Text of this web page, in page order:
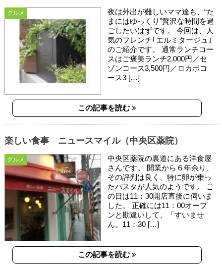
グルメ
夜は外出が難しいママ達も、“た
まにはゆっくり”贅沢な時間を過
ごしたいはずです。 今回は、人
気のフレンチ｢エルミタージュ｣
のご紹介です。 通常ランチコー
スはご褒美ランチ2,000円／セ
ゾンコース3,500円／ロカボコ
ース3 […]
この記事を読む
グルメ
楽しい食事 ニュースマイル（中央区薬院）
中央区薬院の裏道にある洋食屋
さんです。 開業から６年余り、
その評判は良く、特に卵が乗っ
たパスタが人気のようです。 こ
の日は11：30開店直後に伺いま
した。 正確には11：00オープ
ンと勘違いして、「すいませ
ん。11：30 […]
この記事を読む